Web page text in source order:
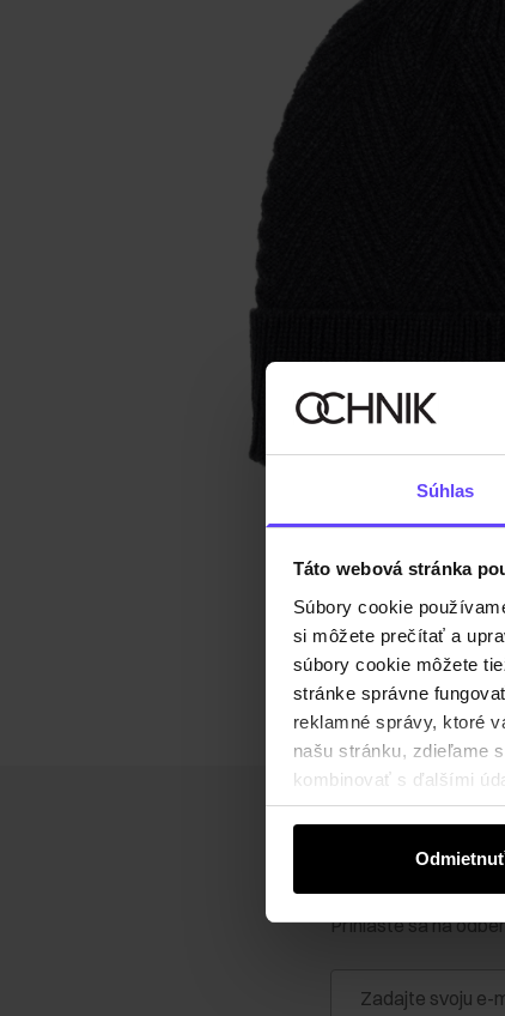
Súhlas
Táto webová stránka
Súbory cookie
si môžete prečítať a
súbory cookie môžete
stránke správne
reklamné správy, ktoré
našu stránku, zdieľame
kombinovať s ďalšími
Odmietnuť
Získajte
Prihláste sa na